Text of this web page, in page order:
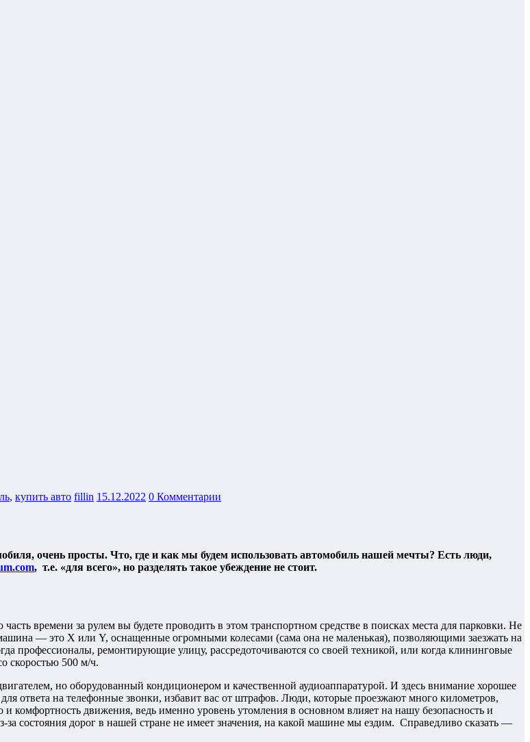
, купить авто fillin 15.12.2022 0 Комментарии
очень просты. Что, где и как мы будем использовать автомобиль нашей мечты? Есть люди,
, т.е. «для всего», но разделять такое убеждение не стоит.
времени за рулем вы будете проводить в этом транспортном средстве в поисках места для парковки. Не
— это X или Y, оснащенные огромными колесами (сама она не маленькая), позволяющими заезжать на
профессионалы, ремонтирующие улицу, рассредоточиваются со своей техникой, или когда клининговые
скоростью 500 м/ч.
но оборудованный кондиционером и качественной аудиоаппаратурой. И здесь внимание хорошее
ответа на телефонные звонки, избавит вас от штрафов. Люди, которые проезжают много километров,
комфортность движения, ведь именно уровень утомления в основном влияет на нашу безопасность и
за состояния дорог в нашей стране не имеет значения, на какой машине мы ездим. Справедливо сказать —